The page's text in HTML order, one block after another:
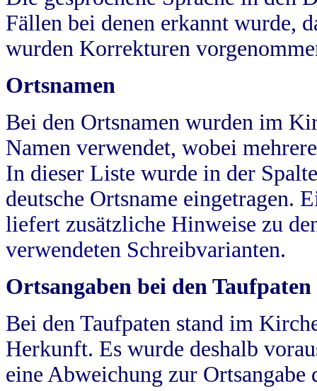
Fällen bei denen erkannt wurde,
wurden Korrekturen
Ortsnamen
Bei den Ortsnamen wurden im
Namen verwendet, wobei
In dieser Liste wurde in der
deutsche Ortsname eingetragen.
liefert zusätzliche Hinweise zu
verwendeten Schreibvarianten.
Ortsangaben bei den Taufpaten
Bei den Taufpaten stand im
Herkunft. Es wurde deshalb
eine Abweichung zur